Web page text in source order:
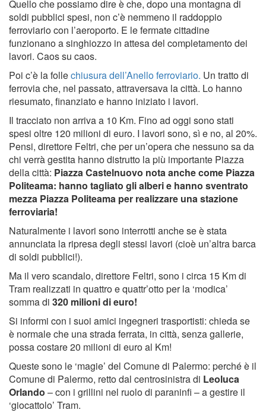
Quello che possiamo dire è che, dopo una montagna di
soldi pubblici spesi, non c’è nemmeno il raddoppio
ferroviario con l’aeroporto. E le fermate cittadine
funzionano a singhiozzo in attesa del completamento dei
lavori. Caos su caos.
Poi c’è la follechiusura dell’Anello ferroviario. Un tratto di
ferrovia che, nel passato, attraversava la città. Lo hanno
riesumato, finanziato e hanno iniziato i lavori.
Il tracciato non arriva a 10 Km. Fino ad oggi sono stati
spesi oltre 120 milioni di euro. I lavori sono, sì e no, al 20%.
Pensi, direttore Feltri, che per un’opera che nessuno sa da
chi verrà gestita hanno distrutto la più importante Piazza
della città: Piazza Castelnuovo nota anche come Piazza
Politeama: hanno tagliato gli alberi e hanno sventrato
mezza Piazza Politeama per realizzare una stazione
ferroviaria!
Naturalmente i lavori sono interrotti anche se è stata
annunciata la ripresa degli stessi lavori (cioè un’altra barca
di soldi pubblici!).
Ma il vero scandalo, direttore Feltri, sono i circa 15 Km di
Tram realizzati in quattro e quattr’otto per la ‘modica’
somma di 320 milioni di euro!
Si informi con i suoi amici ingegneri trasportisti: chieda se
è normale che una strada ferrata, in città, senza gallerie,
possa costare 20 milioni di euro al Km!
Queste sono le ‘magie’ del Comune di Palermo: perché è il
Comune di Palermo, retto dal centrosinistra di Leoluca
Orlando – con i grillini nel ruolo di paraninfi – a gestire il
‘giocattolo’ Tram.